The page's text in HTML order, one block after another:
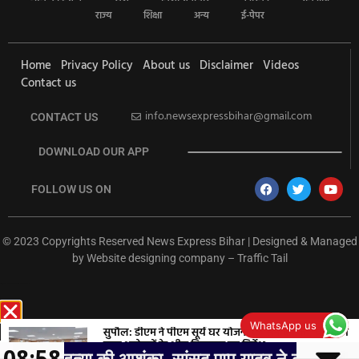
राज्य
शिक्षा अन्य ई-पेपर
Home Privacy Policy About us Disclaimer Videos
Contact us
CONTACT US info.newsexpressbihar@gmail.com
DOWNLOAD OUR APP
FOLLOW US ON
© 2023 Copyrights Reserved News Express Bihar | Designed & Managed
byWebsite designing company– Traffic Tail
WhatsApp us
सुपौल: डीएम ने पीएम सूर्य घर योजना की समीक्षा की, बैंकों को
ऋण आवेदनों के शीघ्र निष्पादन का निर्देश